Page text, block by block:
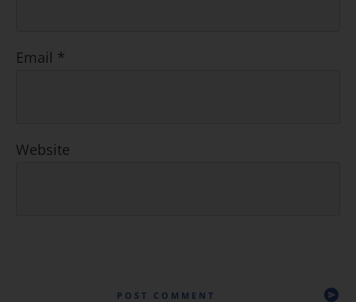
Email *
Website
POST COMMENT